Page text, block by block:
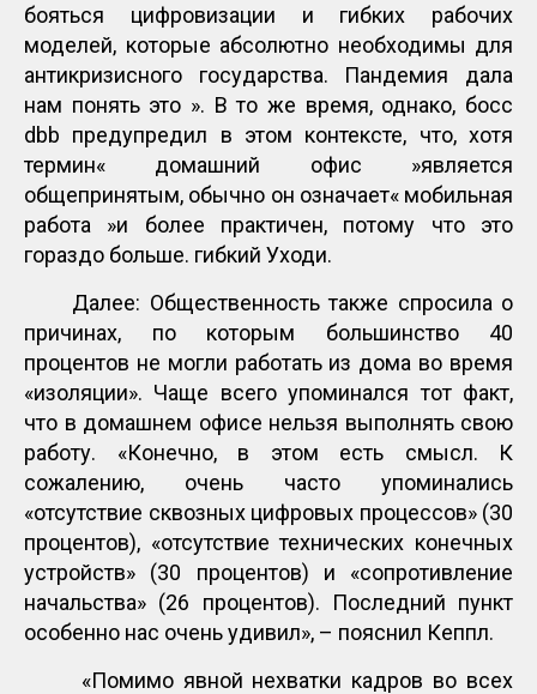
бояться цифровизации и гибких рабочих
моделей, которые абсолютно необходимы для
антикризисного государства. Пандемия дала
нам понять это ». В то же время, однако, босс
dbb предупредил в этом контексте, что, хотя
термин« домашний офис »является
общепринятым, обычно он означает« мобильная
работа »и более практичен, потому что это
гораздо больше. гибкий Уходи.
Далее: Общественность также спросила о
причинах, по которым большинство 40
процентов не могли работать из дома во время
«изоляции». Чаще всего упоминался тот факт,
что в домашнем офисе нельзя выполнять свою
работу. «Конечно, в этом есть смысл. К
сожалению, очень часто упоминались
«отсутствие сквозных цифровых процессов» (30
процентов), «отсутствие технических конечных
устройств» (30 процентов) и «сопротивление
начальства» (26 процентов). Последний пункт
особенно нас очень удивил», – пояснил Кеппл.
«Помимо явной нехватки кадров во всех